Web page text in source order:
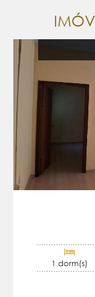
1 dorm(s)